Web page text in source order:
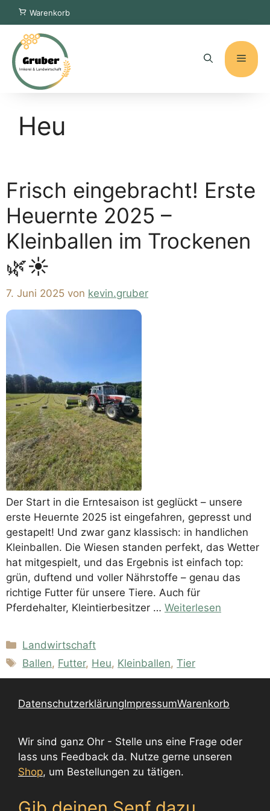
Zum
Inhalt
springen
Warenkorb
Menü
Heu
Frisch eingebracht! Erste
Heuernte 2025 –
Kleinballen im Trockenen
🌿☀️
7. Juni 2025 von kevin.gruber
Der Start in die Erntesaison ist geglückt – unsere
erste Heuernte 2025 ist eingefahren, gepresst und
gestapelt! Und zwar ganz klassisch: in handlichen
Kleinballen. Die Wiesen standen perfekt, das Wetter
hat mitgespielt, und das Ergebnis ist einfach top:
grün, duftend und voller Nährstoffe – genau das
richtige Futter für unsere Tiere. Auch für
Pferdehalter, Kleintierbesitzer … Weiterlesen
Kategorien
Landwirtschaft
Schlagwörter
Ballen, Futter, Heu, Kleinballen,Tier
DatenschutzerklärungImpressumWarenkorb
Wir sind ganz Ohr - Stelle uns eine Frage oder
lass uns Feedback da. Nutze gerne unseren
Shop, um Bestellungen zu tätigen.